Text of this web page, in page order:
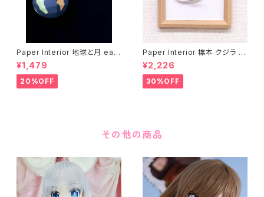
Paper Interior 地球と月 eart
h and moon
¥1,479
20%OFF
Paper Interior 標本 クジラ s
pecimen whale
¥2,226
30%OFF
その他の商品